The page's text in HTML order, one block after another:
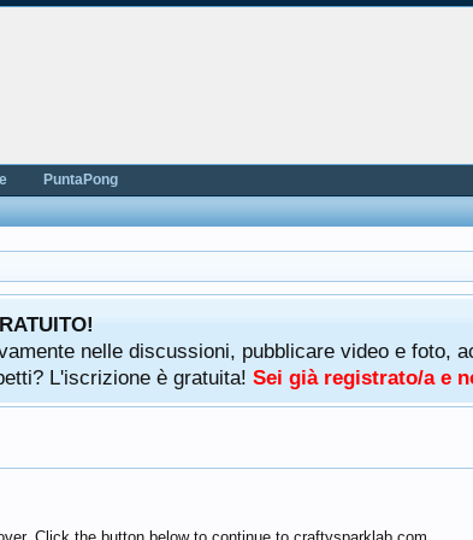
nelle discussioni, pubblicare video e foto,
L'iscrizione è gratuita! Sei già registrato/a e
PuntaPong